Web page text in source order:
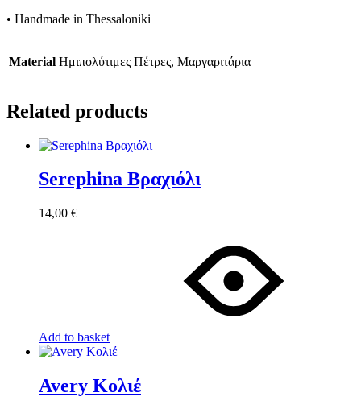
• Handmade in Thessaloniki
Material Ημιπολύτιμες Πέτρες, Μαργαριτάρια
Related products
Serephina Βραχιόλι
14,00 €
Add to basket
Avery Κολιέ